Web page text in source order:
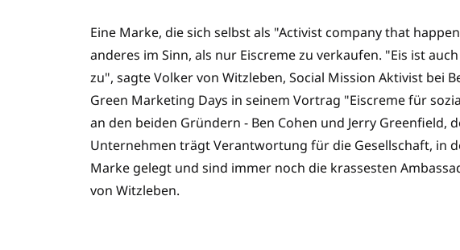
Eine Marke, die sich selbst als "Activist company that
anderes im Sinn, als nur Eiscreme zu verkaufen. "Eis ist
zu", sagte Volker von Witzleben, Social Mission Aktivist bei
Green Marketing Days in seinem Vortrag "Eiscreme für
an den beiden Gründern - Ben Cohen und Jerry Greenfield,
Unternehmen trägt Verantwortung für die Gesellschaft, in
Marke gelegt und sind immer noch die krassesten
von Witzleben.